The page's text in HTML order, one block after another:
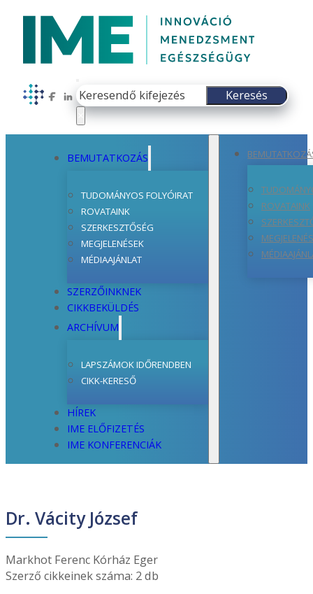
Follow us on Facebook
Follow us on LinkedIn
Keresés
Keresés
BEMUTATKOZÁS
TUDOMÁNYOS FOLYÓIRAT
ROVATAINK
SZERKESZTŐSÉG
MEGJELENÉSEK
MÉDIAAJÁNLAT
SZERZŐINKNEK
CIKKBEKÜLDÉS
ARCHÍVUM
LAPSZÁMOK IDŐRENDBEN
CIKK-KERESŐ
HÍREK
IME ELŐFIZETÉS
IME KONFERENCIÁK
ROVATAINK
Dr. Vácity József
Markhot Ferenc Kórház Eger
Szerző cikkeinek száma: 2 db